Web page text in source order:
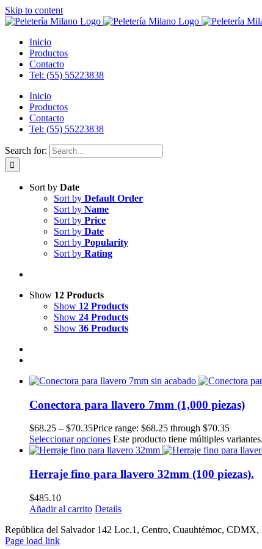
Skip to content
Inicio
Productos
Contacto
Tel: (55) 55223838
Inicio
Productos
Contacto
Tel: (55) 55223838
Search for:
Sort by Date
Sort by Default Order
Sort by Name
Sort by Price
Sort by Date
Sort by Popularity
Sort by Rating
Show 12 Products
Show 12 Products
Show 24 Products
Show 36 Products
Conectora para llavero 7mm (1,000 piezas)
$68.25 – $70.35Price range: $68.25 through $70.35
Seleccionar opciones Este producto tiene múltiples
Herraje fino para llavero 32mm (100 piezas).
$485.10
Añadir al carrito Details
República del Salvador 142 Loc.1, Centro, Cuauhtémoc, CDMX,
Page load link